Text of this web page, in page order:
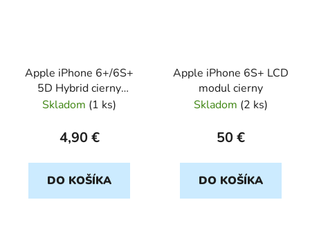
Apple iPhone 6+/6S+
5D Hybrid cierny
ochranné sklo
Skladom (1 ks)
4,90 €
DO KOŠÍKA
Apple iPhone 6S+ LCD
modul cierny
Skladom (2 ks)
50 €
DO KOŠÍKA